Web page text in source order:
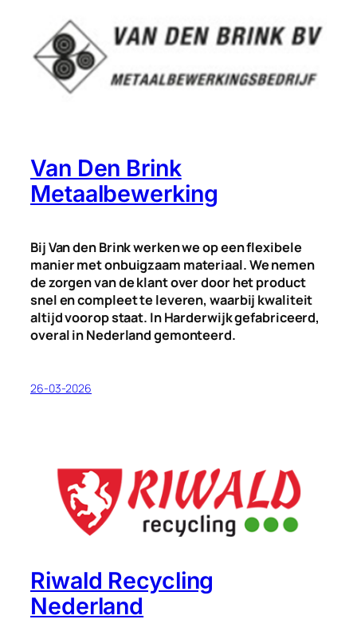
Van Den Brink
Metaalbewerking
Bij Van den Brink werken we op een flexibele
manier met onbuigzaam materiaal. We nemen
de zorgen van de klant over door het product
snel en compleet te leveren, waarbij kwaliteit
altijd voorop staat. In Harderwijk gefabriceerd,
overal in Nederland gemonteerd.
26-03-2026
Riwald Recycling
Nederland